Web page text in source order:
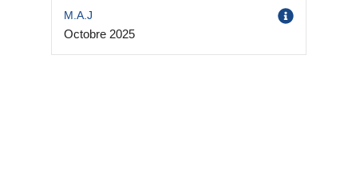
M.A.J
Octobre 2025